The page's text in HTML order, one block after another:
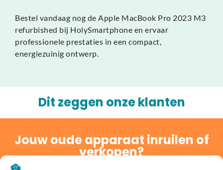
Bestel vandaag nog de Apple MacBook Pro 2023 M3
refurbished bij HolySmartphone en ervaar
professionele prestaties in een compact,
energiezuinig ontwerp.
Dit zeggen onze klanten
Jouw oude apparaat inruilen of
verkopen?
Bij Holysmartphone geloven we in een groene en